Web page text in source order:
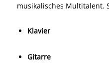
musikalisches Multitalent.
Klavier
Gitarre